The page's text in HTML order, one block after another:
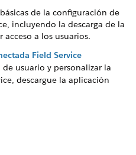
de la configuración de
incluyendo la descarga de la
a los usuarios.
Field Service
usuario y personalizar la
descargue la aplicación
acceso a la aplicación
con los permisos y la